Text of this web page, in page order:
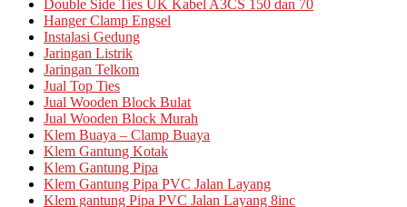
Double Side Ties UK Kabel A3CS 150 dan 70
Hanger Clamp Engsel
Instalasi Gedung
Jaringan Listrik
Jaringan Telkom
Jual Top Ties
Jual Wooden Block Bulat
Jual Wooden Block Murah
Klem Buaya – Clamp Buaya
Klem Gantung Kotak
Klem Gantung Pipa
Klem Gantung Pipa PVC Jalan Layang
Klem gantung Pipa PVC Jalan Layang 8inc